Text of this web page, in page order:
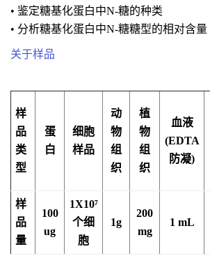
• 鉴定糖基化蛋白中N-糖的种类
• 分析糖基化蛋白中N-糖糖型的相对含量
关于样品
样
品
类
型
蛋
白
细胞
样品
动
物
组
织
植
物
组
织
血液
(EDTA
防凝)
样
品
量
100
ug
1X10⁷
个细
胞
1g
200
mg
1 mL